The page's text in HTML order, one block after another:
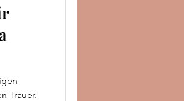
Trauer.